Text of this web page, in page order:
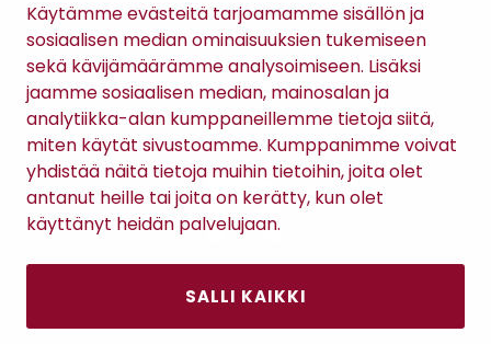
Käytämme evästeitä tarjoamamme sisällön ja
sosiaalisen median ominaisuuksien tukemiseen
sekä kävijämäärämme analysoimiseen. Lisäksi
jaamme sosiaalisen median, mainosalan ja
analytiikka-alan kumppaneillemme tietoja siitä,
miten käytät sivustoamme. Kumppanimme voivat
yhdistää näitä tietoja muihin tietoihin, joita olet
antanut heille tai joita on kerätty, kun olet
käyttänyt heidän palvelujaan.
SALLI KAIKKI
Antinkatu 17, 28100 Pori
Sopimusehdot
Tietosuojaseloste
Maksutavat